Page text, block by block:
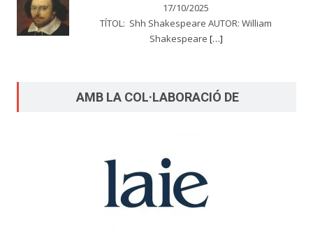
17/10/2025
TÍTOL: Shh Shakespeare AUTOR: William
Shakespeare […]
AMB LA COL·LABORACIÓ DE